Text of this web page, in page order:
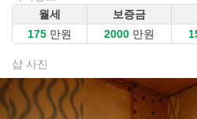
월세
보증금
만원
만원
샵 사진